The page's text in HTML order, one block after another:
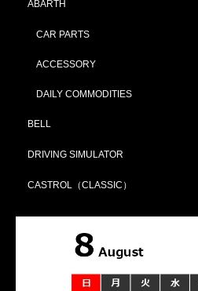
ABARTH
CAR PARTS
ACCESSORY
DAILY COMMODITIES
BELL
DRIVING SIMULATOR
CASTROL（CLASSIC）